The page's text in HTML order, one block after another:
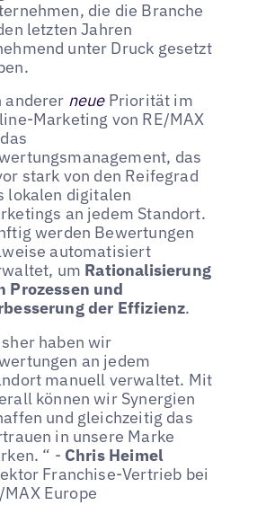
die die Branche
letzten Jahren
unter Druck gesetzt
anderer neuePriorität im
Marketing von RE/MAX
das
stark von den Reifegrad
lokalen digitalen
an jedem Standort.
werden Bewertungen
automatisiert
um Rationalisierung
Prozessen und
der Effizienz.
haben wir
an jedem
manuell verwaltet. Mit
können wir Synergien
und gleichzeitig das
in unsere Marke
“ - Chris Heimel
Franchise-Vertrieb bei
MAX Europe